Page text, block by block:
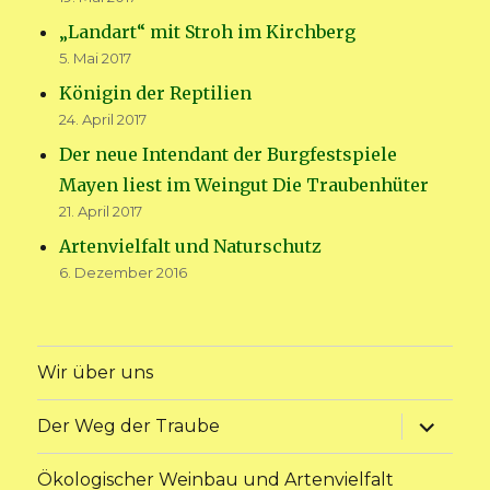
„Landart“ mit Stroh im Kirchberg
5. Mai 2017
Königin der Reptilien
24. April 2017
Der neue Intendant der Burgfestspiele
Mayen liest im Weingut Die Traubenhüter
21. April 2017
Artenvielfalt und Naturschutz
6. Dezember 2016
Wir über uns
Der Weg der Traube
Ökologischer Weinbau und Artenvielfalt